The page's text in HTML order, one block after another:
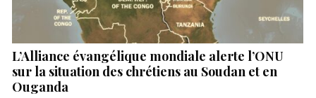
L’Alliance évangélique mondiale alerte l’ONU
sur la situation des chrétiens au Soudan et en
Ouganda